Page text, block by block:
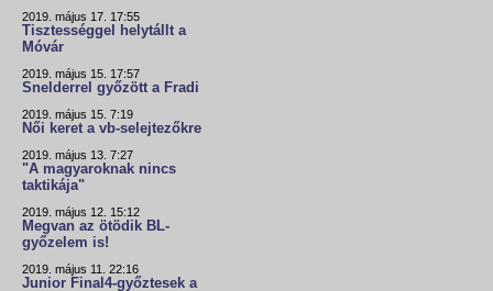
2019. május 17. 17:55
Tisztességgel helytállt a
Móvár
2019. május 15. 17:57
Snelderrel győzött a Fradi
2019. május 15. 7:19
Női keret a vb-selejtezőkre
2019. május 13. 7:27
"A magyaroknak nincs
taktikája"
2019. május 12. 15:12
Megvan az ötödik BL-
győzelem is!
2019. május 11. 22:16
Junior Final4-győztesek a